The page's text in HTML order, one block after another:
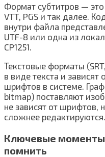
Формат субтитров — это
VTT, PGS и так далее.
внутри файла
UTF-8 или одна из
CP1251.
Текстовые форматы
в виде текста и
шрифтов в системе.
bitmap) поставляют
не зависят от шрифтов,
сложнее редактируются.
Ключевые
помнить